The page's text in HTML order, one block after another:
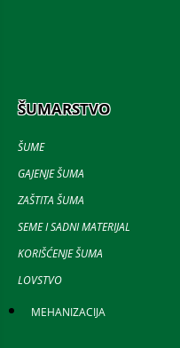
ŠUMARSTVO
ŠUME
GAJENJE ŠUMA
ZAŠTITA ŠUMA
SEME I SADNI MATERIJAL
KORIŠĆENJE ŠUMA
LOVSTVO
MEHANIZACIJA